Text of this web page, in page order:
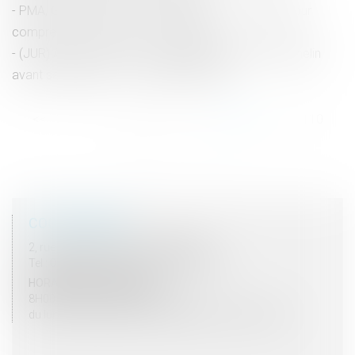
PMA, GPA, fin de vie, « Crispr-Cas9 »… un lexique pour
comprendre le débat sur la bioéthique
(JUR) Accident mortel : le préjudice de l’enfant orphelin
avant sa naissance – Gazette du Palais